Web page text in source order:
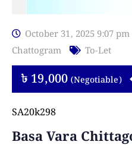
October 31, 2025 9:07 pm
Chattogram
To-Let
৳ 19,000 (Negotiable)
SA20k298
Basa Vara